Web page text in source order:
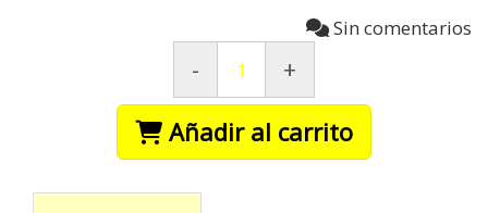
Sin comentarios
-
+
Añadir al carrito